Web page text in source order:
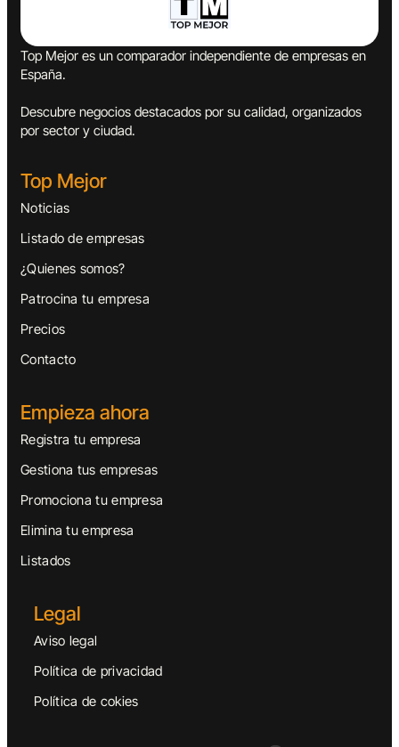
Top Mejor es un comparador independiente de empresas en
España.
Descubre negocios destacados por su calidad, organizados
por sector y ciudad.
Top Mejor
Noticias
Listado de empresas
¿Quienes somos?
Patrocina tu empresa
Precios
Contacto
Empieza ahora
Registra tu empresa
Gestiona tus empresas
Promociona tu empresa
Elimina tu empresa
Listados
Legal
Aviso legal
Política de privacidad
Política de cokies